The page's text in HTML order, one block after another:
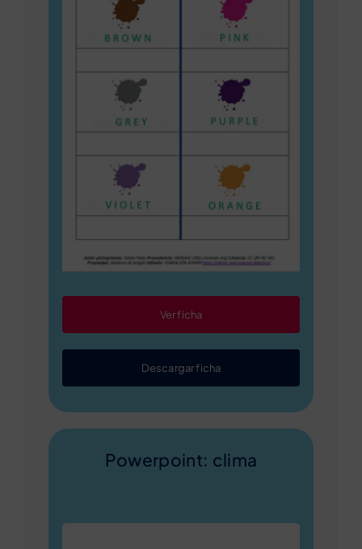
Ver ficha
Descargar ficha
Powerpoint: clima